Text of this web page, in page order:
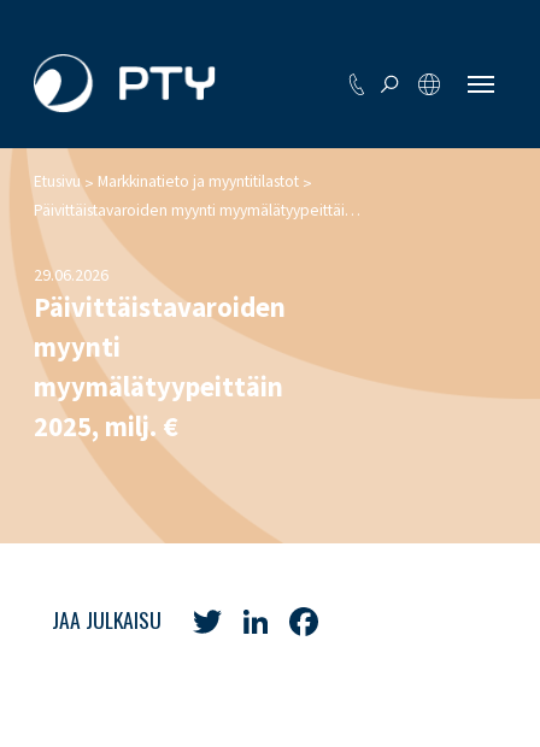
Etusivu> Markkinatieto ja myyntitilastot >
Päivittäistavaroiden myynti myymälätyypeittäin 2025, milj. €
29.06.2026
Päivittäistavaroiden
myynti
myymälätyypeittäin
2025, milj. €
JAA JULKAISU TwitterLinkedIn